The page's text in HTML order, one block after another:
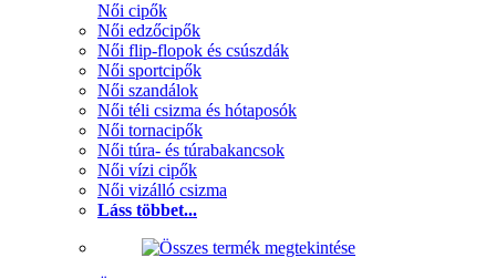
Női cipők
Női edzőcipők
Női flip-flopok és csúszdák
Női sportcipők
Női szandálok
Női téli csizma és hótaposók
Női tornacipők
Női túra- és túrabakancsok
Női vízi cipők
Női vizálló csizma
Láss többet...